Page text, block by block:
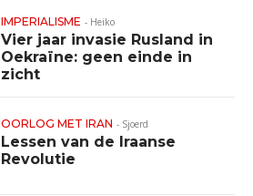
IMPERIALISME - Heiko
Vier jaar invasie Rusland in
Oekraïne: geen einde in
zicht
OORLOG MET IRAN - Sjoerd
Lessen van de Iraanse
Revolutie